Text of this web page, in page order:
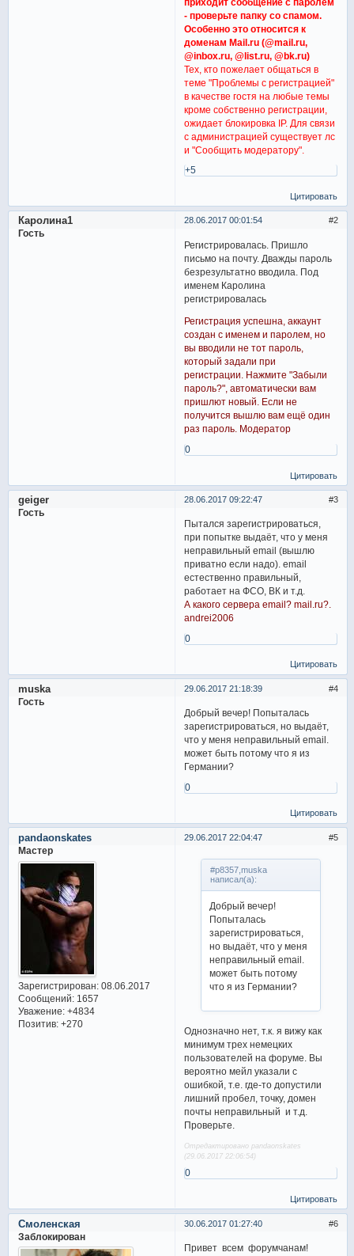
- проверьте папку со спамом.
Особенно это относится к
доменам Mail.ru (@mail.ru,
@inbox.ru, @list.ru, @bk.ru)
Тех, кто пожелает общаться в
теме "Проблемы с регистрацией"
в качестве гостя на любые темы
кроме собственно регистрации,
ожидает блокировка IP. Для связи
с администрацией существует лс
и "Сообщить модератору".
+5
Цитировать
2
28.06.2017 00:01:54
Каролина1
Гость
Регистрировалась. Пришло
письмо на почту. Дважды пароль
безрезультатно вводила. Под
именем Каролина
регистрировалась
Регистрация успешна, аккаунт
создан с именем и паролем, но
вы вводили не тот пароль,
который задали при
регистрации. Нажмите "Забыли
пароль?", автоматически вам
пришлют новый. Если не
получится вышлю вам ещё один
раз пароль. Модератор
0
Цитировать
3
28.06.2017 09:22:47
geiger
Гость
Пытался зарегистрироваться,
при попытке выдаёт, что у меня
неправильный email (вышлю
приватно если надо). email
естественно правильный,
работает на ФСО, ВК и т.д.
А какого сервера email? mail.ru?.
andrei2006
0
Цитировать
4
29.06.2017 21:18:39
muska
Гость
Добрый вечер! Попыталась
зарегистрироваться, но выдаёт,
что у меня неправильный email.
может быть потому что я из
Германии?
0
Цитировать
5
29.06.2017 22:04:47
pandaonskates
Мастер
Зарегистрирован: 08.06.2017
Сообщений:1657
Уважение: +4834
Позитив: +270
#p8357,muska
написал(а):
Добрый вечер!
Попыталась
зарегистрироваться,
но выдаёт, что у меня
неправильный email.
может быть потому
что я из Германии?
Однозначно нет, т.к. я вижу как
минимум трех немецких
пользователей на форуме. Вы
вероятно мейл указали с
ошибкой, т.е. где-то допустили
лишний пробел, точку, домен
почты неправильный и т.д.
Проверьте.
Отредактировано pandaonskates
(29.06.2017 22:06:54)
0
Цитировать
6
30.06.2017 01:27:40
Смоленская
Заблокирован
Привет всем форумчанам!